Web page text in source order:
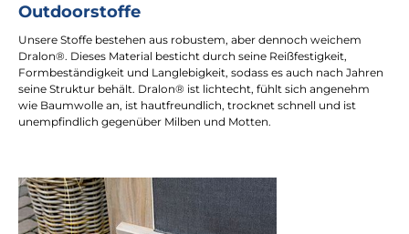
Outdoorstoffe
Unsere Stoffe bestehen aus robustem, aber dennoch weichem
Dralon®. Dieses Material besticht durch seine Reißfestigkeit,
Formbeständigkeit und Langlebigkeit, sodass es auch nach Jahren
seine Struktur behält. Dralon® ist lichtecht, fühlt sich angenehm
wie Baumwolle an, ist hautfreundlich, trocknet schnell und ist
unempfindlich gegenüber Milben und Motten.